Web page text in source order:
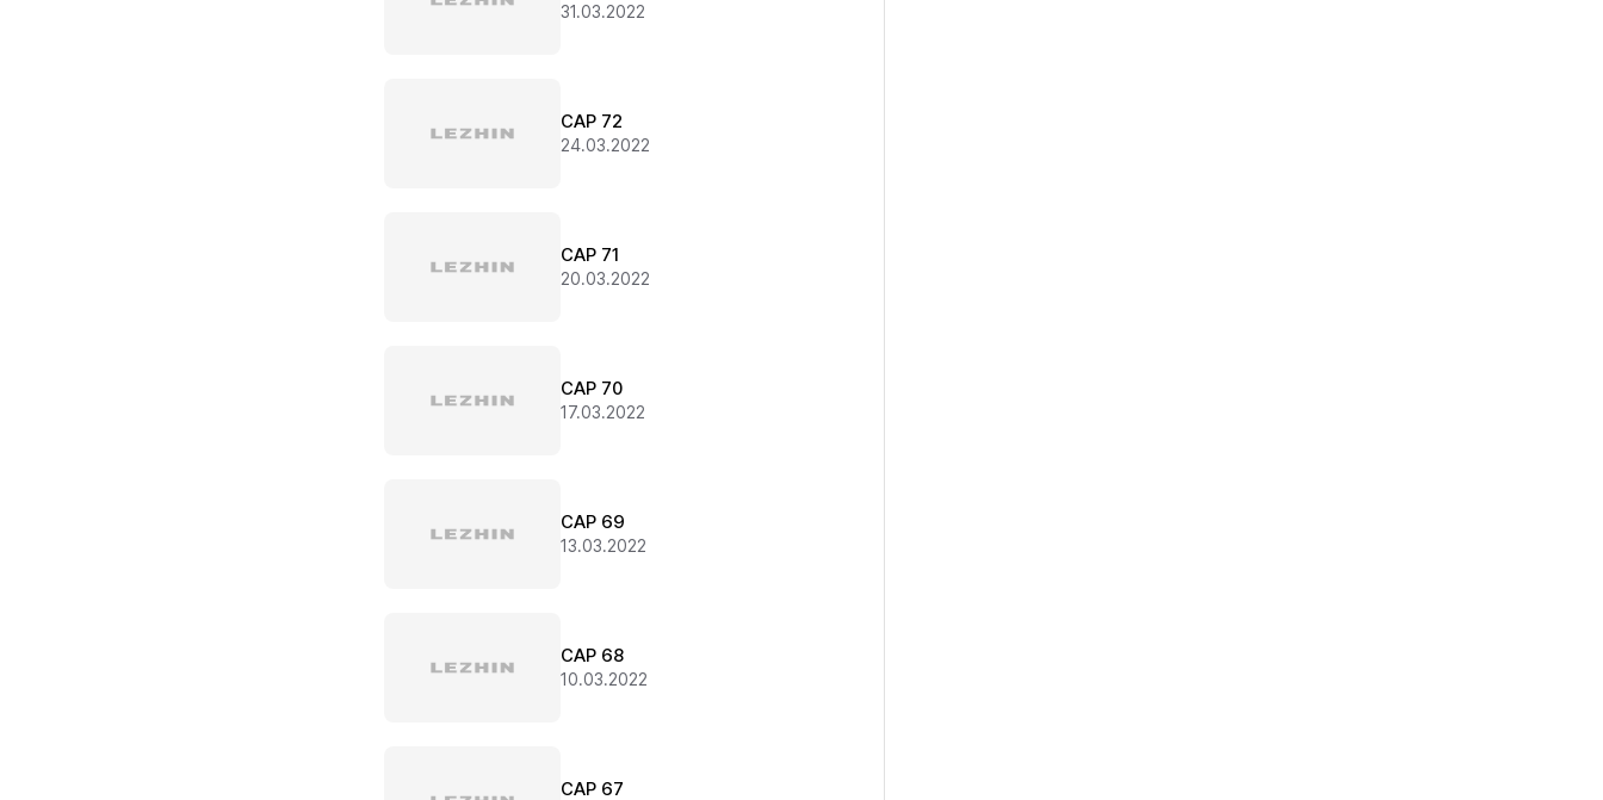
31.03.2022
CAP 72
24.03.2022
CAP 71
20.03.2022
CAP 70
17.03.2022
CAP 69
13.03.2022
CAP 68
10.03.2022
CAP 67